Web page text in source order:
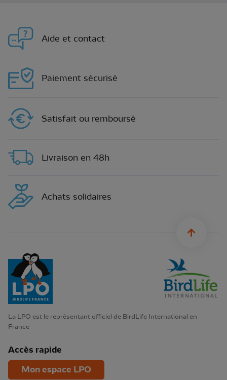
Aide et contact
Paiement sécurisé
Satisfait ou remboursé
Livraison en 48h
Achats solidaires
La LPO est le représentant officiel de BirdLife International en
France
Accès rapide
Mon espace LPO